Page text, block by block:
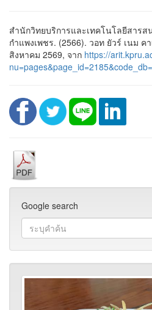
สำนักวิทยบริการและเทคโนโลยีสาร
กำแพงเพชร. (2566). วอท ยัวร์ เนม
สิงหาคม 2569, จาก https://
Google search